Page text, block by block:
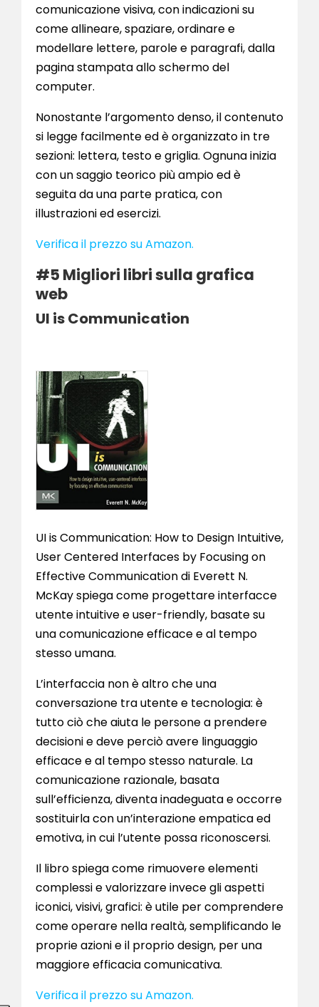
comunicazione visiva, con indicazioni su
come allineare, spaziare, ordinare e
modellare lettere, parole e paragrafi, dalla
pagina stampata allo schermo del
computer.
Nonostante l’argomento denso, il contenuto
si legge facilmente ed è organizzato in tre
sezioni: lettera, testo e griglia. Ognuna inizia
con un saggio teorico più ampio ed è
seguita da una parte pratica, con
illustrazioni ed esercizi.
Verifica il prezzo su Amazon.
#5 Migliori libri sulla grafica
web
UI is Communication
UI is Communication: How to Design Intuitive,
User Centered Interfaces by Focusing on
Effective Communication di Everett N.
McKay spiega come progettare interfacce
utente intuitive e user-friendly, basate su
una comunicazione efficace e al tempo
stesso umana.
L’interfaccia non è altro che una
conversazione tra utente e tecnologia: è
tutto ciò che aiuta le persone a prendere
decisioni e deve perciò avere linguaggio
efficace e al tempo stesso naturale. La
comunicazione razionale, basata
sull’efficienza, diventa inadeguata e occorre
sostituirla con un’interazione empatica ed
emotiva, in cui l’utente possa riconoscersi.
Il libro spiega come rimuovere elementi
complessi e valorizzare invece gli aspetti
iconici, visivi, grafici: è utile per comprendere
come operare nella realtà, semplificando le
proprie azioni e il proprio design, per una
maggiore efficacia comunicativa.
Verifica il prezzo su Amazon.